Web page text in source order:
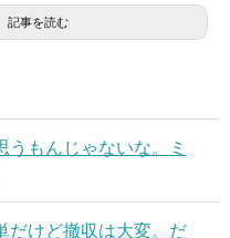
記事を読む
うもんじゃないな。ミ
だけど撤収は大変。だ